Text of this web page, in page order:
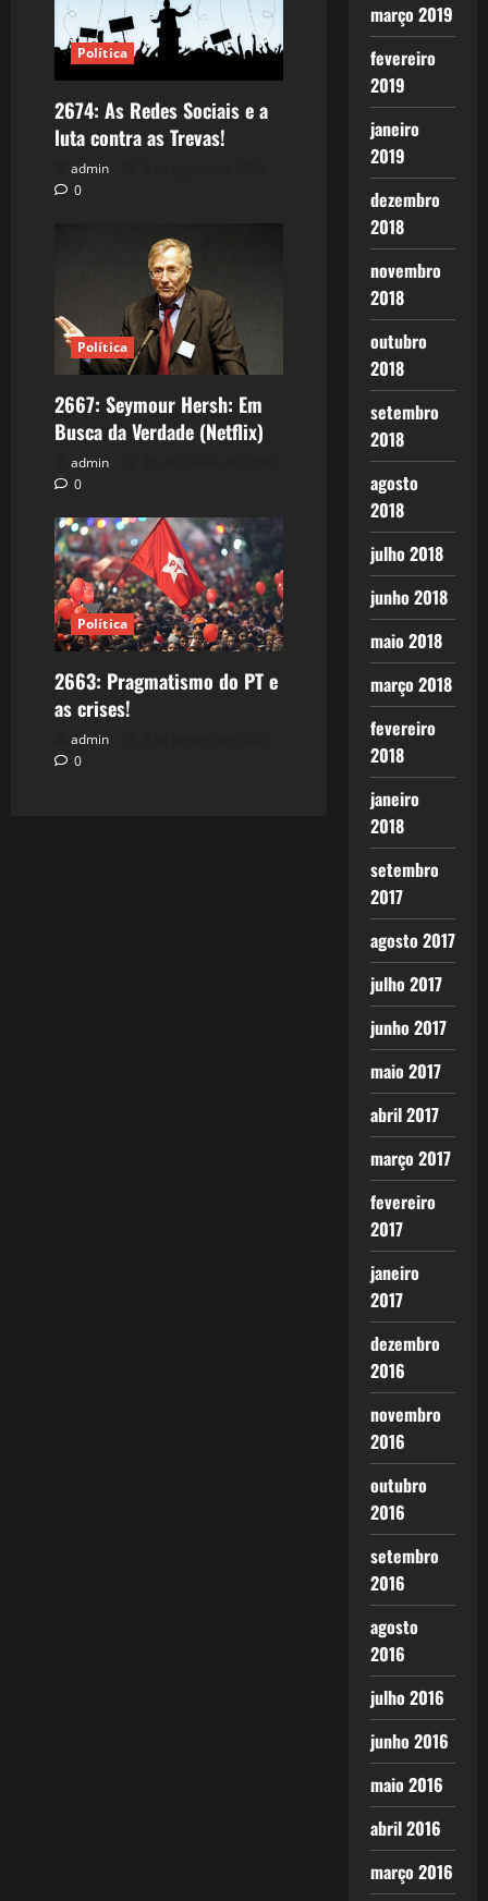
Política
2674: As Redes Sociais e a
luta contra as Trevas!
admin
0
Política
2667: Seymour Hersh: Em
Busca da Verdade (Netflix)
admin
0
Política
2663: Pragmatismo do PT e
as crises!
admin
0
março 2019
fevereiro
2019
janeiro
2019
dezembro
2018
novembro
2018
outubro
2018
setembro
2018
agosto
2018
julho 2018
junho 2018
maio 2018
março 2018
fevereiro
2018
janeiro
2018
setembro
2017
agosto 2017
julho 2017
junho 2017
maio 2017
abril 2017
março 2017
fevereiro
2017
janeiro
2017
dezembro
2016
novembro
2016
outubro
2016
setembro
2016
agosto
2016
julho 2016
junho 2016
maio 2016
abril 2016
março 2016